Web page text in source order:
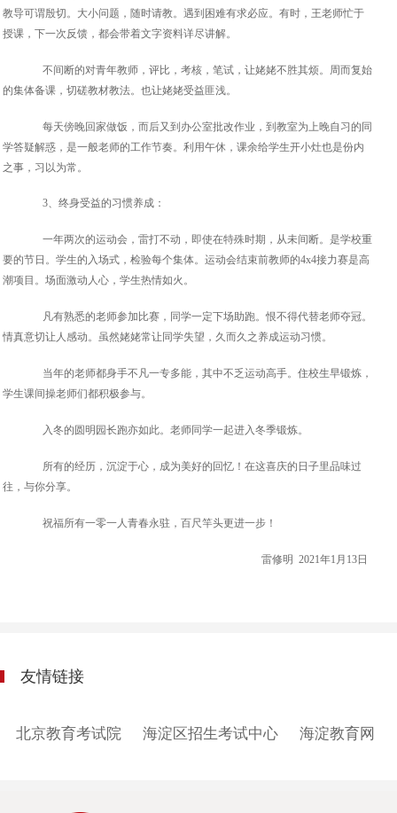
教导可谓殷切。大小问题，随时请教。遇到困难有求必应。有时，王老师忙于
授课，下一次反馈，都会带着文字资料详尽讲解。
不间断的对青年教师，评比，考核，笔试，让姥姥不胜其烦。周而复始
的集体备课，切磋教材教法。也让姥姥受益匪浅。
每天傍晚回家做饭，而后又到办公室批改作业，到教室为上晚自习的同
学答疑解惑，是一般老师的工作节奏。利用午休，课余给学生开小灶也是份内
之事，习以为常。
3、终身受益的习惯养成：
一年两次的运动会，雷打不动，即使在特殊时期，从未间断。是学校重
要的节日。学生的入场式，检验每个集体。运动会结束前教师的4x4接力赛是高
潮项目。场面激动人心，学生热情如火。
凡有熟悉的老师参加比赛，同学一定下场助跑。恨不得代替老师夺冠。
情真意切让人感动。虽然姥姥常让同学失望，久而久之养成运动习惯。
当年的老师都身手不凡一专多能，其中不乏运动高手。住校生早锻炼，
学生课间操老师们都积极参与。
入冬的圆明园长跑亦如此。老师同学一起进入冬季锻炼。
所有的经历，沉淀于心，成为美好的回忆！在这喜庆的日子里品味过
往，与你分享。
祝福所有一零一人青春永驻，百尺竿头更进一步！
雷修明 2021年1月13日
友情链接
北京教育考试院 海淀区招生考试中心 海淀教育网